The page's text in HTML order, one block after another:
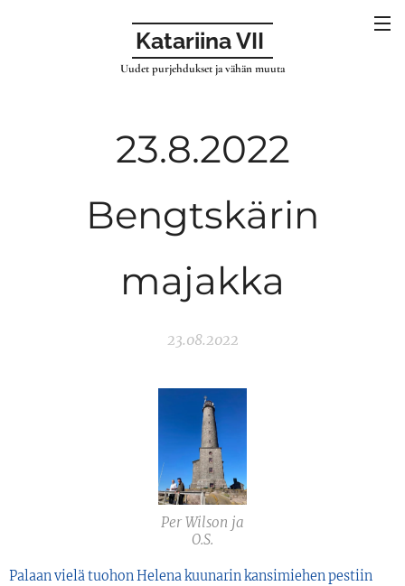
Katariina VII
Uudet purjehdukset ja vähän muuta
23.8.2022
Bengtskärin
majakka
23.08.2022
Per Wilson ja
O.S.
Palaan vielä tuohon Helena kuunarin kansimiehen pestiin